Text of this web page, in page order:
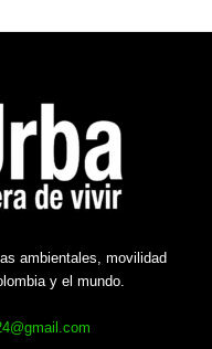
ambientales, movilidad
y el mundo.